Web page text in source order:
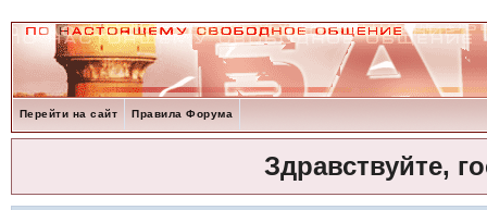
Перейти на сайт Правила Форума
Здравствуйте,